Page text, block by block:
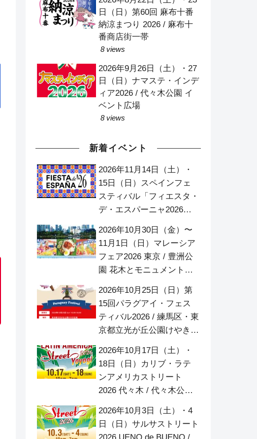
日（日）第60回 麻布十番
納涼まつり 2026 / 麻布十
番商店街一帯
8 views
2026年9月26日（土）・27
日（日）ナマステ・インデ
ィア2026 / 代々木公園 イ
ベント広場
8 views
新着イベント
2026年11月14日（土）・
15日（日）スペインフェ
スティバル「フィエスタ・
デ・エスパーニャ2026」/
2026年10月30日（金）〜
11月1日（日）マレーシア
フェア2026 東京 / 豊洲公
園 花木とモニュメント広
2026年10月25日（日）第
15回パラグアイ・フェス
ティバル2026 / 練馬区・東
京都立光が丘公園けやき広
2026年10月17日（土）・
18日（日）カリブ・ラテ
ンアメリカストリート
2026 代々木 / 代々木公園
2026年10月3日（土）・4
日（日）サルサストリート